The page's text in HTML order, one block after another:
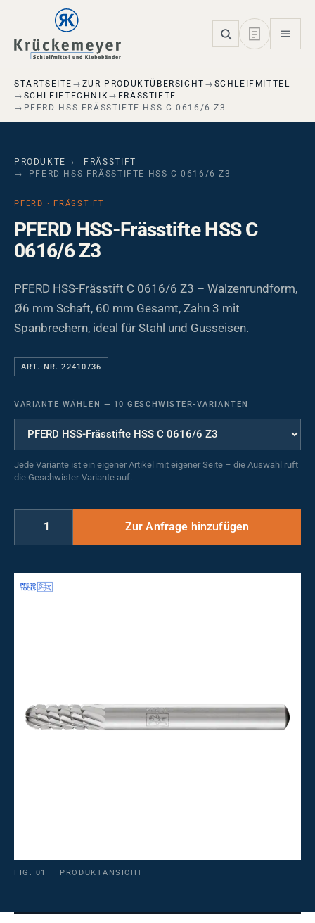
Skip to main navigation
Skip to main content
Skip to page footer
STARTSEITE ZUR PRODUKTÜBERSICHT
SCHLEIFMITTEL
SCHLEIFTECHNIK
FRÄSSTIFTE
PFERD HSS-FRÄSSTIFTE HSS C 0616/6 Z3
PRODUKTE
FRÄSSTIFT
PFERD HSS-FRÄSSTIFTE HSS C 0616/6 Z3
PFERD · FRÄSSTIFT
PFERD HSS-Frässtifte HSS C
0616/6 Z3
PFERD HSS-Frässtift C 0616/6 Z3 – Walzenrundform,
Ø6 mm Schaft, 60 mm Gesamt, Zahn 3 mit
Spanbrechern, ideal für Stahl und Gusseisen.
ART.-NR. 22410736
VARIANTE WÄHLEN — 10 GESCHWISTER-VARIANTEN
Jede Variante ist ein eigener Artikel mit eigener Seite – die Auswahl ruft
die Geschwister-Variante auf.
FIG. 01 — PRODUKTANSICHT